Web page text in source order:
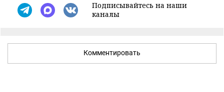
Подписывайтесь на наши
каналы
Комментировать